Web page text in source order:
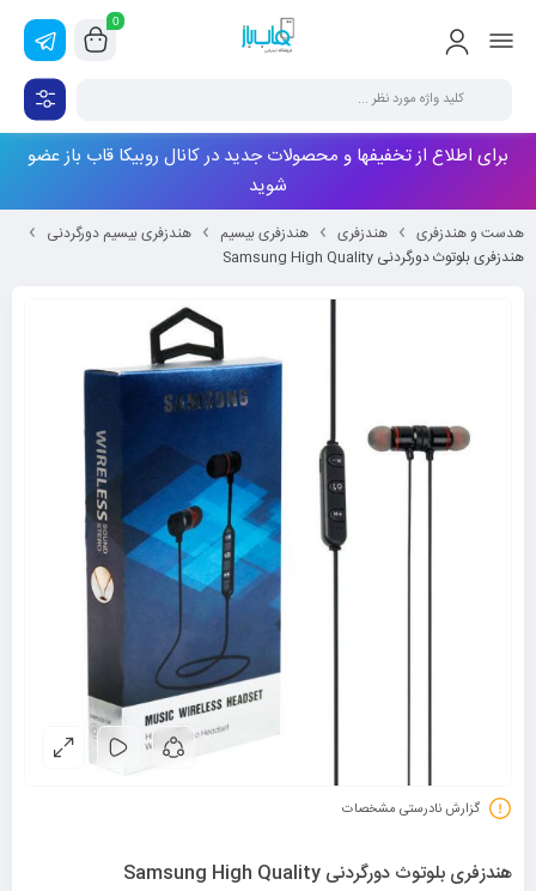
0
برای اطلاع از تخفیفها و محصولات جدید در کانال روبیکا قاب باز عضو
شوید
هدست و هندزفری هندزفری هندزفری بیسیم
هندزفری بیسیم دورگردنی
هندزفری بلوتوث دورگردنی Samsung High Quality
گزارش نادرستی مشخصات
هندزفری بلوتوث دورگردنی Samsung High Quality